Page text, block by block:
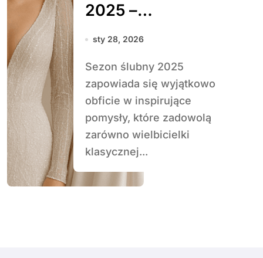
2025 –
najgorętsze
sty 28, 2026
Sezon ślubny 2025
zapowiada się wyjątkowo
obficie w inspirujące
pomysły, które zadowolą
zarówno wielbicielki
klasycznej...